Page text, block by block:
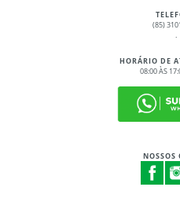
(85)
.
HORÁRIO DE
08:00 ÀS
NOSSOS